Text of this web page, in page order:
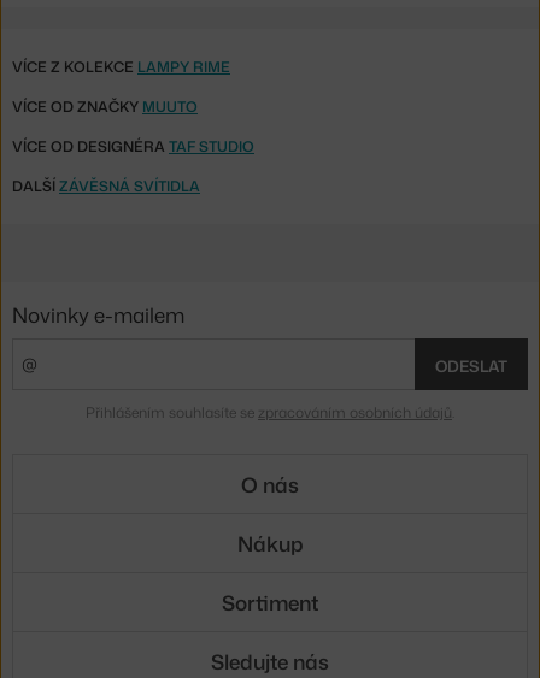
VÍCE Z KOLEKCE LAMPY RIME
VÍCE OD ZNAČKY MUUTO
VÍCE OD DESIGNÉRA TAF STUDIO
DALŠÍZÁVĚSNÁ SVÍTIDLA
Novinky e-mailem
ODESLAT
Přihlášením souhlasíte se zpracováním osobních údajů
O nás
Nákup
Sortiment
Sledujte nás